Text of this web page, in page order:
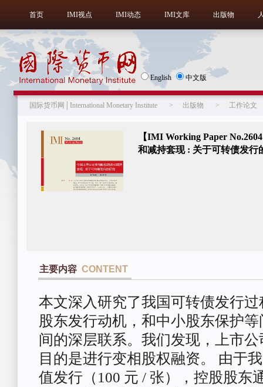
首页 IMI视点 IMI动态 IMI文库 出版物
English 中文版
国际货币网│International Monetary Institute > 出版物 > 工作论文
【IMI Working Paper
和减持套现 : 关于可转债发行
主要内容 CONTENT
本文深入研究了我国可转债发行
股东发行动机，和中小股东保护
间的深层联系。我们发现，上市
目的是进行变相股权融资。 由于
值发行（100 元 / 张），控股股东